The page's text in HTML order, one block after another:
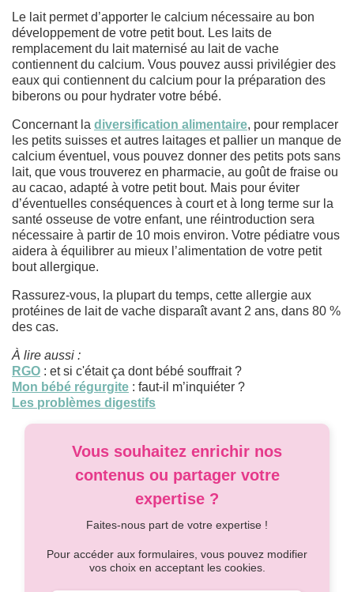
Le lait permet d’apporter le calcium nécessaire au bon
développement de votre petit bout. Les laits de
remplacement du lait maternisé au lait de vache
contiennent du calcium. Vous pouvez aussi privilégier des
eaux qui contiennent du calcium pour la préparation des
biberons ou pour hydrater votre bébé.
Concernant la diversification alimentaire, pour remplacer
les petits suisses et autres laitages et pallier un manque de
calcium éventuel, vous pouvez donner des petits pots sans
lait, que vous trouverez en pharmacie, au goût de fraise ou
au cacao, adapté à votre petit bout. Mais pour éviter
d’éventuelles conséquences à court et à long terme sur la
santé osseuse de votre enfant, une réintroduction sera
nécessaire à partir de 10 mois environ. Votre pédiatre vous
aidera à équilibrer au mieux l’alimentation de votre petit
bout allergique.
Rassurez-vous, la plupart du temps, cette allergie aux
protéines de lait de vache disparaît avant 2 ans, dans 80 %
des cas.
À lire aussi :
RGO : et si c'était ça dont bébé souffrait ?
Mon bébé régurgite : faut-il m’inquiéter ?
Les problèmes digestifs
Vous souhaitez enrichir nos
contenus ou partager votre
expertise ?
Faites-nous part de votre expertise !
Pour accéder aux formulaires, vous pouvez modifier
vos choix en acceptant les cookies.